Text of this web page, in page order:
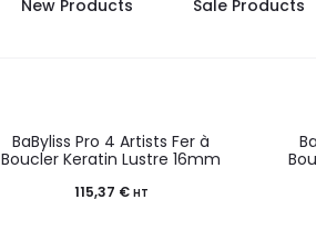
New Products Sale Products
BaByliss Pro 4 Artists Fer à
Boucler Keratin Lustre 16mm
115,37 € HT